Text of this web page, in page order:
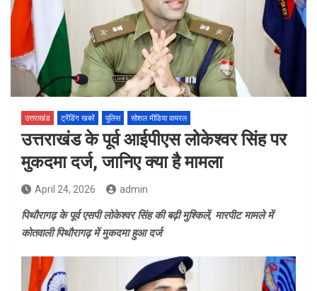
उत्तराखंड ट्रेंडिंग खबरें पुलिस सोशल मीडिया वायरल
उत्तराखंड के पूर्व आईपीएस लोकेश्वर सिंह पर
मुकदमा दर्ज, जानिए क्या है मामला
April 24, 2026 admin
पिथौरागढ़ के पूर्व एसपी लोकेश्वर सिंह की बढ़ी मुश्किलें, मारपीट मामले में
कोतवाली पिथौरागढ़ में मुकदमा हुआ दर्ज